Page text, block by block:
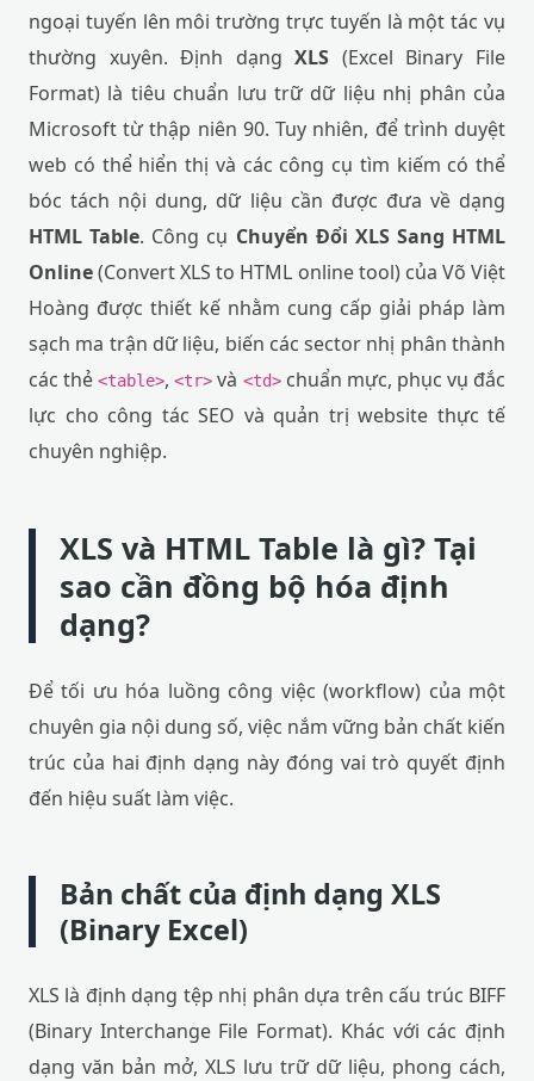
ngoại tuyến lên môi trường trực tuyến là một tác vụ
thường xuyên. Định dạngXLS (Excel Binary File
Format) là tiêu chuẩn lưu trữ dữ liệu nhị phân của
Microsoft từ thập niên 90. Tuy nhiên, để trình duyệt
web có thể hiển thị và các công cụ tìm kiếm có thể
bóc tách nội dung, dữ liệu cần được đưa về dạng
HTML Table. Công cụ Chuyển Đổi XLS Sang HTML
Online(Convert XLS to HTML online tool) của Võ Việt
Hoàng được thiết kế nhằm cung cấp giải pháp làm
sạch ma trận dữ liệu, biến các sector nhị phân thành
các thẻ<table>,<tr> và <td>chuẩn mực, phục vụ đắc
lực cho công tác SEO và quản trị website thực tế
chuyên nghiệp.
XLS và HTML Table là gì? Tại
sao cần đồng bộ hóa định
dạng?
Để tối ưu hóa luồng công việc (workflow) của một
chuyên gia nội dung số, việc nắm vững bản chất kiến
trúc của hai định dạng này đóng vai trò quyết định
đến hiệu suất làm việc.
Bản chất của định dạng XLS
(Binary Excel)
XLS là định dạng tệp nhị phân dựa trên cấu trúc BIFF
(Binary Interchange File Format). Khác với các định
dạng văn bản mở, XLS lưu trữ dữ liệu, phong cách,